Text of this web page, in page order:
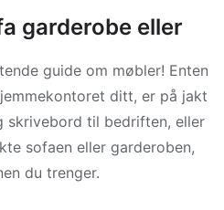
garderobe eller
guide om møbler! Enten
ditt, er på jakt
skrivebord til bedriften, eller
sofaen eller garderoben,
du trenger.